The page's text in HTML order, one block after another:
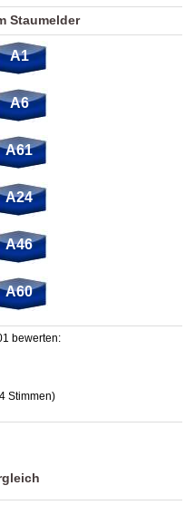
Staumelder
A1
A6
A61
A24
A46
A60
bewerten:
Stimmen)
L201 ,3.3out of5based